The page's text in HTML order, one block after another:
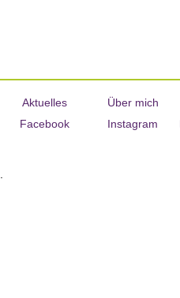
Aktuelles
Über mich
Facebook
Instagram
.